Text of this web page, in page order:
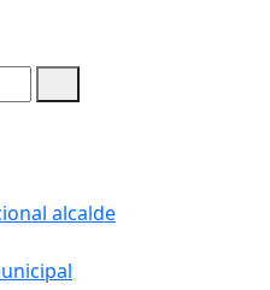
alcalde